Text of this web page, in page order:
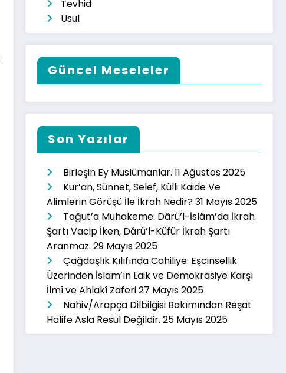
Tevhid
Usul
Güncel Meseleler
Son Yazılar
Birleşin Ey Müslümanlar. 11 Ağustos 2025
Kur’an, Sünnet, Selef, Külli Kaide Ve
Alimlerin Görüşü İle İkrah Nedir?31 Mayıs 2025
Tağut’a Muhakeme: Dârü’l-İslâm’da İkrah
Şartı Vacip İken, Dârü’l-Küfür İkrah Şartı
Aranmaz. 29 Mayıs 2025
Çağdaşlık Kılıfında Cahiliye: Eşcinsellik
Üzerinden İslam’ın Laik ve Demokrasiye Karşı
İlmî ve Ahlakî Zaferi27 Mayıs 2025
Nahiv/Arapça Dilbilgisi Bakımından Reşat
Halife Asla Resül Değildir. 25 Mayıs 2025